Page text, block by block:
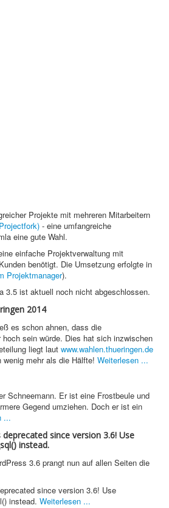
Projekte mit mehreren Mitarbeitern
- eine umfangreiche
eine gute Wahl.
einfache Projektverwaltung mit
benötigt. Die Umsetzung erfolgte in
Projektmanager).
3.5 ist aktuell noch nicht abgeschlossen.
2014
es schon ahnen, dass die
sein würde. Dies hat sich inzwischen
liegt laut www.wahlen.thueringen.de
mehr als die Hälfte! Weiterlesen ...
Schneemann. Er ist eine Frostbeule und
Gegend umziehen. Doch er ist ein
...
since version 3.6! Use
instead.
3.6 prangt nun auf allen Seiten die
since version 3.6! Use
instead. Weiterlesen ...